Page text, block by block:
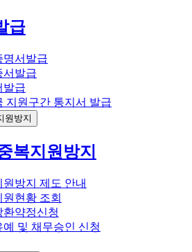
급
명서발급
서발급
발급
지원구간 통지서 발급
원방지
복지원방지
원방지 제도 안내
원현황 조회
환약정신청
예 및 채무승인 신청